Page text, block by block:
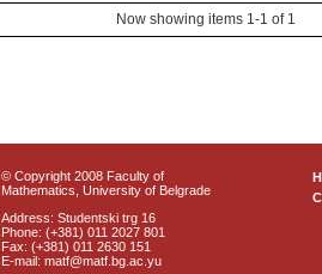
Now showing items 1-1 of 1
© Copyright 2008 Faculty of
Mathematics, University of Belgrade
Address: Studentski trg 16
Phone: (+381) 011 2027 801
Fax: (+381) 011 2630 151
E-mail: matf@matf.bg.ac.yu